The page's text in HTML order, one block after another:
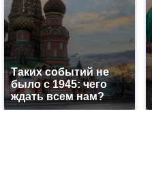
Таких событий не
было с 1945: чего
ждать всем нам?